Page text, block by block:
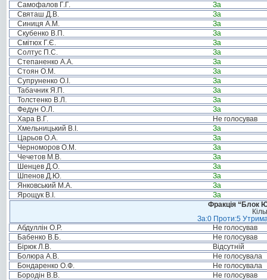
Самофалов Г.Г.
За
Святаш Д.В.
За
Синиця А.М.
За
Скубенко В.П.
За
Смітюх Г.Є.
За
Солтус П.С.
За
Степаненко А.А.
За
Стоян О.М.
За
Супруненко О.І.
За
Табачник Я.П.
За
Толстенко В.Л.
За
Федун О.Л.
За
Хара В.Г.
Не голосував
Хмельницький В.І.
За
Царьов О.А.
За
Черноморов О.М.
За
Чечетов М.В.
За
Шенцев Д.О.
За
Шпенов Д.Ю.
За
Янковський М.А.
За
Ярощук В.І.
За
Фракція “Блок
За:0 Проти:5
Абдуллін О.Р.
Не голосував
Бабенко В.Б.
Не голосував
Бірюк Л.В.
Відсутній
Болюра А.В.
Не голосувала
Бондаренко О.Ф.
Не голосувала
Бородін В.В.
Не голосував